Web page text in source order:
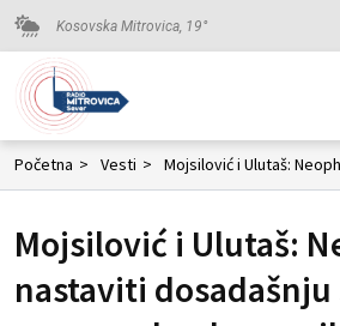
Kosovska Mitrovica, 19°
Početna > Vesti >
Mojsilović i Ulutaš:
nastaviti